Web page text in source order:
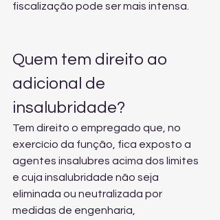
fiscalização pode ser mais intensa.
Quem tem direito ao
adicional de
insalubridade?
Tem direito o empregado que, no
exercício da função, fica exposto a
agentes insalubres acima dos limites
e cuja insalubridade não seja
eliminada ou neutralizada por
medidas de engenharia,